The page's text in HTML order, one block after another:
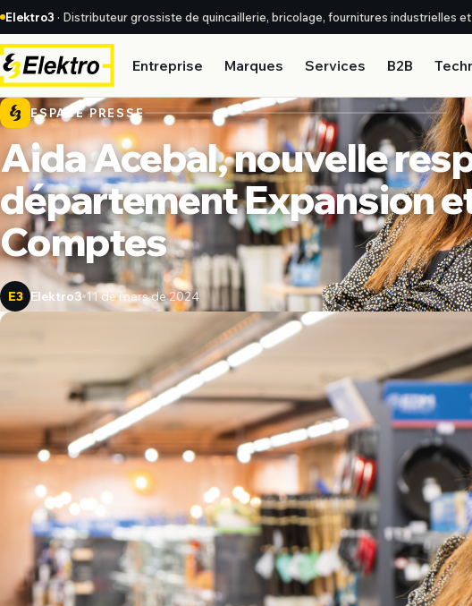
Elektro3 · Distributeur grossiste de quincaillerie, bricolage, fournitures industrielles
Entreprise Marques Services B2B
ESPACE PRESSE
Aida Acebal, nouvelle
département Expansion
Comptes
E3 Elektro3 11 de mars de 2024